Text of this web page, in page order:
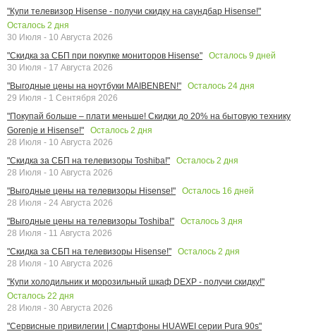
"Купи телевизор Hisense - получи скидку на саундбар Hisense!"
Осталось 2 дня
30 Июля - 10 Августа 2026
"Скидка за СБП при покупке мониторов Hisense"
Осталось 9 дней
30 Июля - 17 Августа 2026
"Выгодные цены на ноутбуки MAIBENBEN!"
Осталось 24 дня
29 Июля - 1 Сентября 2026
"Покупай больше – плати меньше! Скидки до 20% на бытовую технику
Gorenje и Hisense!"
Осталось 2 дня
28 Июля - 10 Августа 2026
"Скидка за СБП на телевизоры Toshiba!"
Осталось 2 дня
28 Июля - 10 Августа 2026
"Выгодные цены на телевизоры Hisense!"
Осталось 16 дней
28 Июля - 24 Августа 2026
"Выгодные цены на телевизоры Toshiba!"
Осталось 3 дня
28 Июля - 11 Августа 2026
"Скидка за СБП на телевизоры Hisense!"
Осталось 2 дня
28 Июля - 10 Августа 2026
"Купи холодильник и морозильный шкаф DEXP - получи скидку!"
Осталось 22 дня
28 Июля - 30 Августа 2026
"Сервисные привилегии | Смартфоны HUAWEI серии Pura 90s"